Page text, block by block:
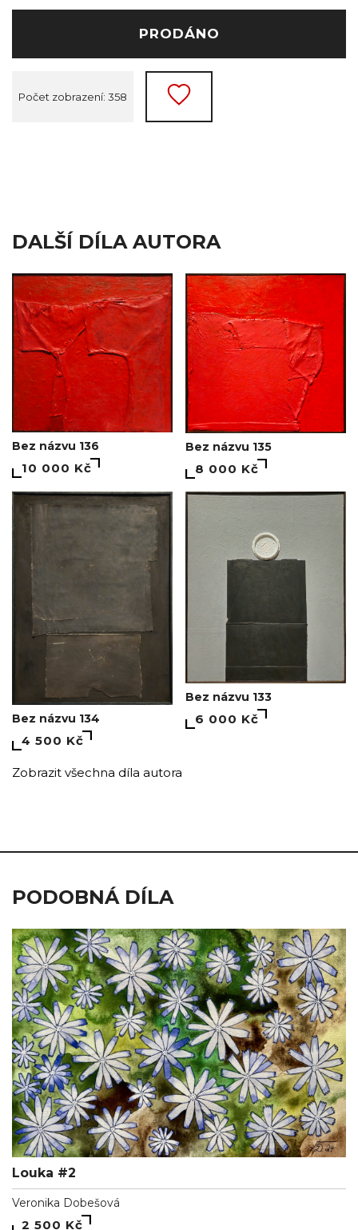
PRODÁNO
Počet zobrazení: 358
DALŠÍ DÍLA AUTORA
Bez názvu 136
10 000 Kč
Bez názvu 135
8 000 Kč
Bez názvu 134
4 500 Kč
Bez názvu 133
6 000 Kč
Zobrazit všechna díla autora
PODOBNÁ DÍLA
Louka #2
Veronika Dobešová
2 500 Kč